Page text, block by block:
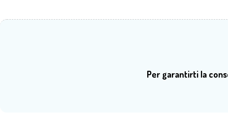
Per garantirti la